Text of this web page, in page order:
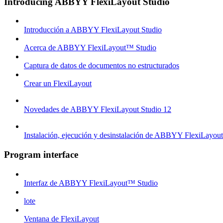
Introducción a ABBYY FlexiLayout Studio
Acerca de ABBYY FlexiLayout™ Studio
Captura de datos de documentos no estructurados
Crear un FlexiLayout
Novedades de ABBYY FlexiLayout Studio 12
Instalación, ejecución y desinstalación de ABBYY
Program interface
Interfaz de ABBYY FlexiLayout™ Studio
lote
Ventana de FlexiLayout